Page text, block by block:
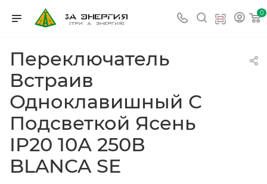
0
Переключатель
Встраив
Одноклавишный С
Подсветкой Ясень
IP20 10А 250В
BLANCA SE